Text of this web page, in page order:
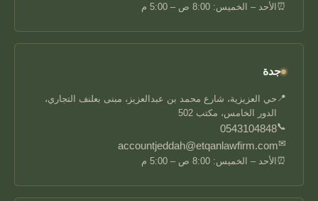
⏰ الأحد – الخميس: 8:00 ص – 5:00 م
جدة
📍 حي العزيزية، شارع محمد بن عبدالعزيز، مبنى بعلنف التجاري،
الدور الخامس، مكتب 502
📞
0543104848
✉
accountjeddah@etqanlawfirm.com
⏰ الأحد – الخميس: 8:00 ص – 5:00 م